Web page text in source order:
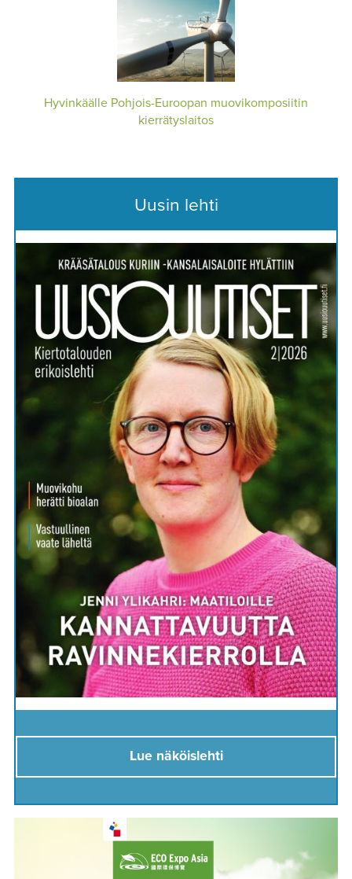
Hyvinkäälle Pohjois-Euroopan muovikomposiitin
kierrätyslaitos
Uusin lehti
Lue näköislehti